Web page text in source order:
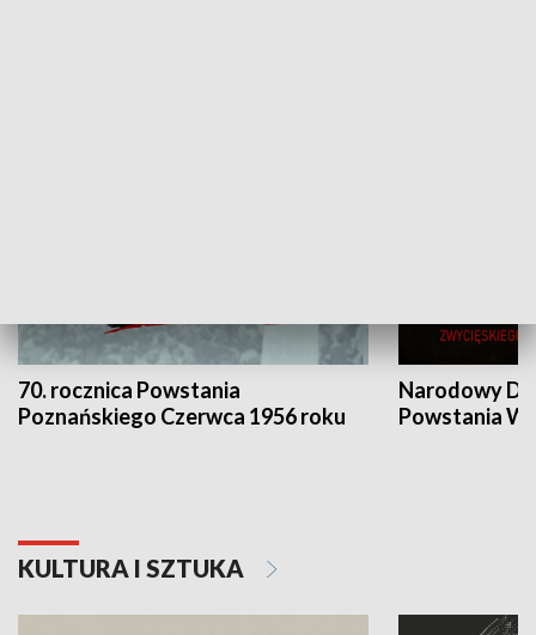
70. rocznica Powstania
Poznańskiego Czerwca 1956 roku
Narodowy
Powstania
KULTURA I SZTUKA